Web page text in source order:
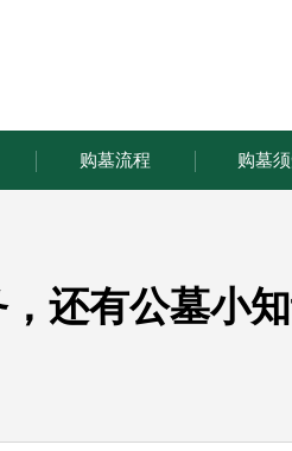
购墓流程 购墓
还有公墓小知